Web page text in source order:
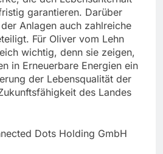
garantieren. Darüber
Anlagen auch zahlreiche
Für Oliver vom Lehn
wichtig, denn sie zeigen,
in Erneuerbare Energien ein
der Lebensqualität der
des Landes
Dots Holding GmbH